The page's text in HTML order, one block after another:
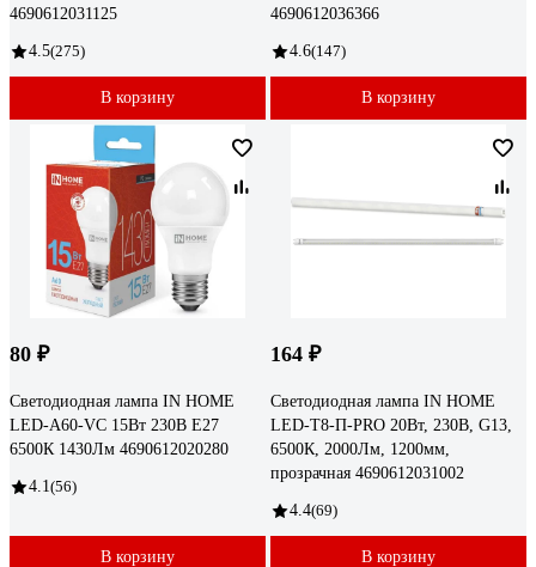
4690612031125
4.5(275)
В корзину
4690612036366
4.6(147)
В корзину
80 ₽
Светодиодная лампа IN HOME
LED-A60-VC 15Вт 230В Е27
6500К 1430Лм 4690612020280
4.1 (56)
В корзину
164 ₽
Светодиодная лампа IN HOME
LED-T8-П-PRO 20Вт, 230В, G13,
6500К, 2000Лм, 1200мм,
прозрачная 4690612031002
4.4(69)
В корзину